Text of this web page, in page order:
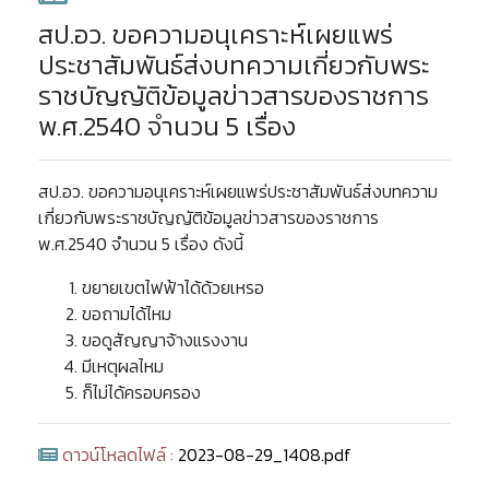
สป.อว. ขอความอนุเคราะห์เผยแพร่
ประชาสัมพันธ์ส่งบทความเกี่ยวกับพระ
ราชบัญญัติข้อมูลข่าวสารของราชการ
พ.ศ.2540 จำนวน 5 เรื่อง
สป.อว. ขอความอนุเคราะห์เผยแพร่ประชาสัมพันธ์ส่งบทความ
เกี่ยวกับพระราชบัญญัติข้อมูลข่าวสารของราชการ
พ.ศ.2540 จำนวน 5 เรื่อง ดังนี้
ขยายเขตไฟฟ้าได้ด้วยเหรอ
ขอถามได้ไหม
ขอดูสัญญาจ้างแรงงาน
มีเหตุผลไหม
ก็ไม่ได้ครอบครอง
ดาวน์โหลดไฟล์ : 2023-08-29_1408.pdf